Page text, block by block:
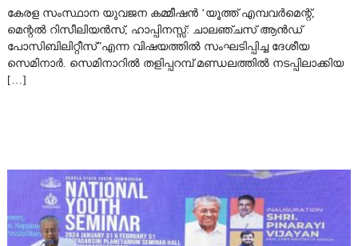
കേരള സംസ്ഥാന യുവജന കമ്മീഷൻ ‘യൂത്ത് എമ്പവർമെന്റ്,
മെന്റൽ റിസീലിയൻസ്, ഹാപ്പിനസ്സ്: ചാലഞ്ചസ് ആൻഡ്
പോസിബിലിറ്റീസ്”എന്ന വിഷയത്തിൽ സംഘടിപ്പിച്ച ദേശീയ
സെമിനാർ. സെമിനാറിൽ തളിപ്പറമ്പ് മണ്ഡലത്തിൽ നടപ്പിലാക്കിയ
[…]